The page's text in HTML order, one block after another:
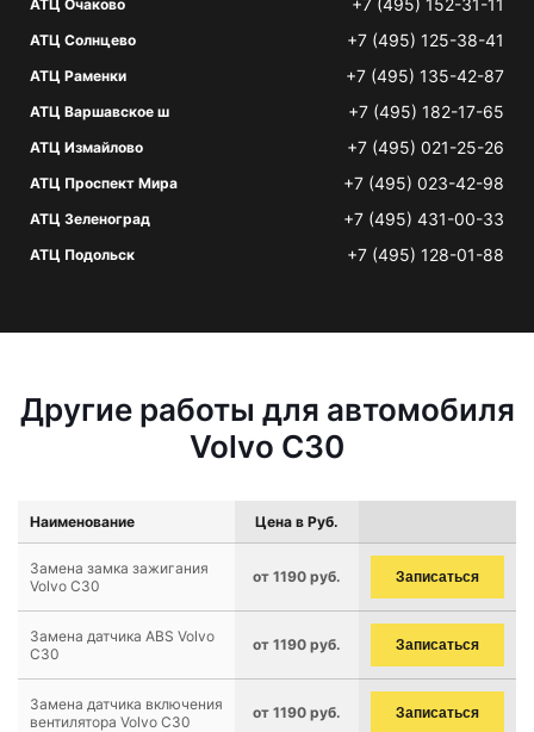
АТЦ Очаково +7 (495) 152-31-11
АТЦ Солнцево +7 (495) 125-38-41
АТЦ Раменки +7 (495) 135-42-87
АТЦ Варшавское ш +7 (495) 182-17-65
АТЦ Измайлово +7 (495) 021-25-26
АТЦ Проспект Мира +7 (495) 023-42-98
АТЦ Зеленоград +7 (495) 431-00-33
АТЦ Подольск +7 (495) 128-01-88
Другие работы для автомобиля
Volvo C30
Наименование Цена в Руб.
Замена замка зажигания
Volvo C30
от 1190 руб. Записаться
Замена датчика ABS Volvo
C30
от 1190 руб. Записаться
Замена датчика включения
вентилятора Volvo C30
от 1190 руб. Записаться